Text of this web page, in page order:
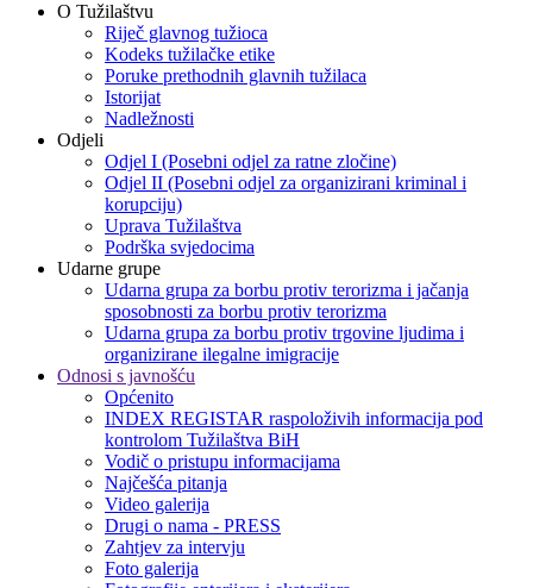
O Tužilaštvu
Riječ glavnog tužioca
Kodeks tužilačke etike
Poruke prethodnih glavnih tužilaca
Istorijat
Nadležnosti
Odjeli
Odjel I (Posebni odjel za ratne zločine)
Odjel II (Posebni odjel za organizirani kriminal i
korupciju)
Uprava Tužilaštva
Podrška svjedocima
Udarne grupe
Udarna grupa za borbu protiv terorizma i jačanja
sposobnosti za borbu protiv terorizma
Udarna grupa za borbu protiv trgovine ljudima i
organizirane ilegalne imigracije
Odnosi s javnošću
Općenito
INDEX REGISTAR raspoloživih informacija pod
kontrolom Tužilaštva BiH
Vodič o pristupu informacijama
Najčešća pitanja
Video galerija
Drugi o nama - PRESS
Zahtjev za intervju
Foto galerija